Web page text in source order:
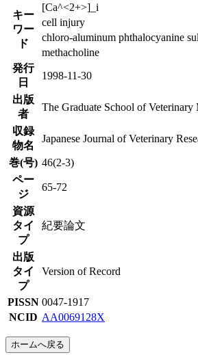
キー
ワー
ド
[Ca^<2+>]_i
cell injury
chloro-aluminum phthalocyanine
methacholine
発行
日
1998-11-30
出版
者
The Graduate School of Veterinary
収録
物名
Japanese Journal of Veterinary
巻(号) 46(2-3)
ペー
ジ
65-72
資源
タイ
プ
紀要論文
出版
タイ
プ
Version of Record
PISSN 0047-1917
NCID AA0069128X
ホームへ戻る